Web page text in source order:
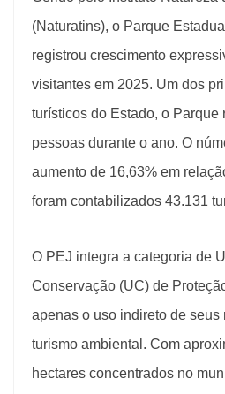
(Naturatins), o Parque
registrou crescimento
visitantes em 2025. Um dos
turísticos do Estado, o Parque
pessoas durante o ano. O
aumento de 16,63% em
foram contabilizados 43.131
O PEJ integra a categoria de
Conservação (UC) de
apenas o uso indireto de seus
turismo ambiental. Com
hectares concentrados no